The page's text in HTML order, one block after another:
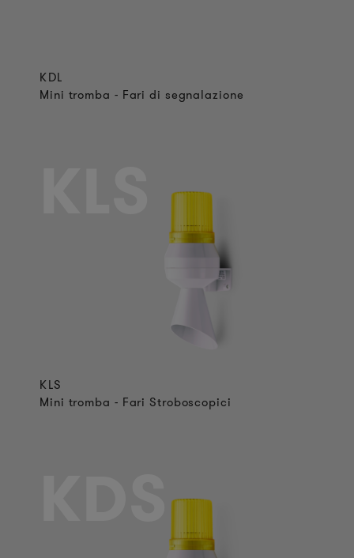
KDL
Mini tromba - Fari di segnalazione
KLS
Mini tromba - Fari Stroboscopici